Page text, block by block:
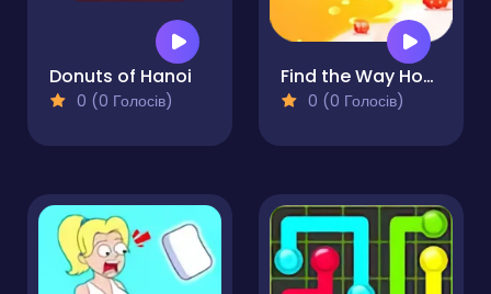
Donuts of Hanoi
0 (0 Голосів)
Find the Way Home Maze
0 (0 Голосів)